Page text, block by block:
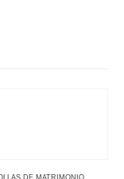
DE MATRIMONIO